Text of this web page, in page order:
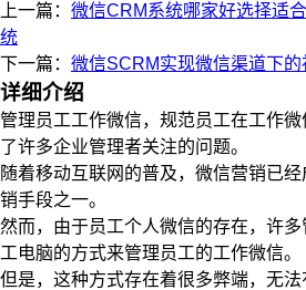
上一篇： 微信CRM系统哪家好选择适
统
下一篇： 微信SCRM实现微信渠道下
详细介绍
管理员工工作微信，规范员工在工作
了许多企业管理者关注的问题。
随着移动互联网的普及，微信营销已
销手段之一。
然而，由于员工个人微信的存在，许
工电脑的方式来管理员工的工作微信。
但是，这种方式存在着很多弊端，无法